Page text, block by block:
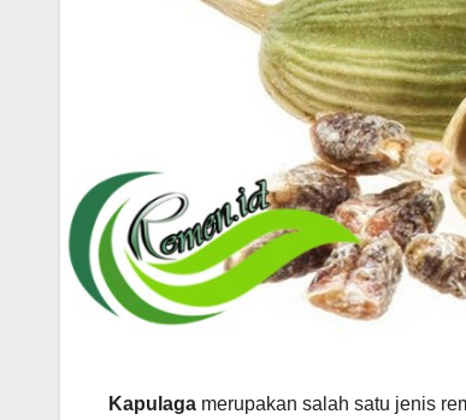
Kapulaga merupakan salah satu jenis